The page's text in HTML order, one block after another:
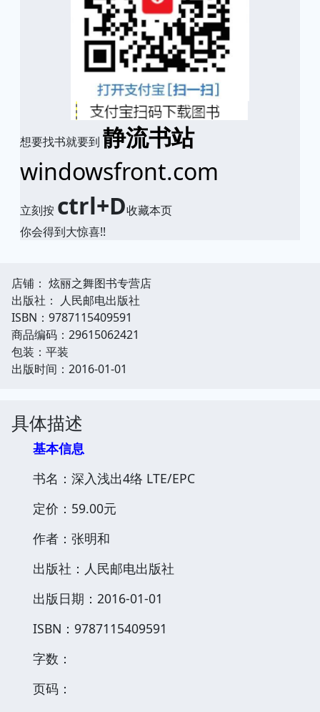
想要找书就要到 静流书站
windowsfront.com
立刻按 ctrl+D收藏本页
你会得到大惊喜!!
店铺： 炫丽之舞图书专营店
出版社： 人民邮电出版社
ISBN：9787115409591
商品编码：29615062421
包装：平装
出版时间：2016-01-01
具体描述
基本信息
书名：深入浅出4络 LTE/EPC
定价：59.00元
作者：张明和
出版社：人民邮电出版社
出版日期：2016-01-01
ISBN：9787115409591
字数：
页码：